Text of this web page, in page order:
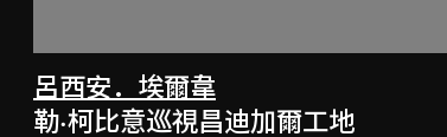
呂西安．埃爾韋
勒·柯比意巡視昌迪加爾工地